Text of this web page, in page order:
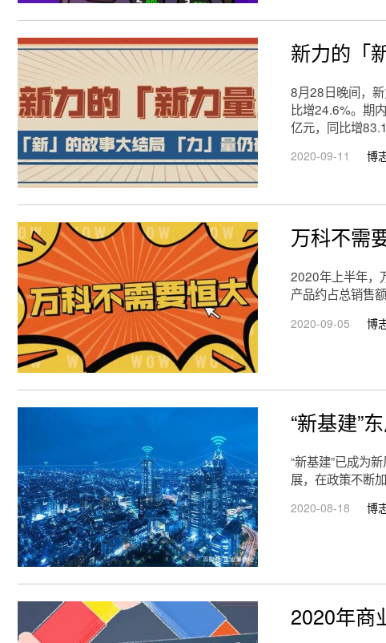
新力的「
8月28日晚间，
比增24.6%。期
亿元，同比增
2020-09-11 博
万科不需
2020年上半年，
产品约占总销售
2020-09-05 博
“新基建”
“新基建”已成为
展，在政策不断
2020-08-18 博
2020年商